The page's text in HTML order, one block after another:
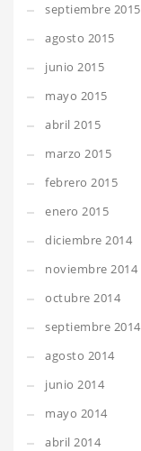
septiembre 2015
agosto 2015
junio 2015
mayo 2015
abril 2015
marzo 2015
febrero 2015
enero 2015
diciembre 2014
noviembre 2014
octubre 2014
septiembre 2014
agosto 2014
junio 2014
mayo 2014
abril 2014